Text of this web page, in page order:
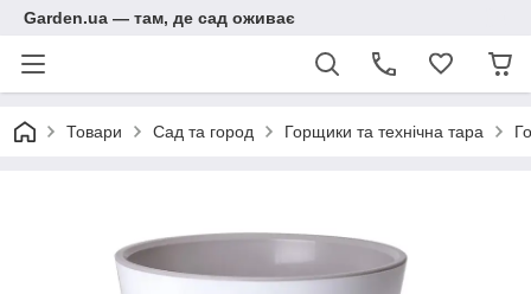
Garden.ua — там, де сад оживає
Товари Сад та город Горщики та технічна тара